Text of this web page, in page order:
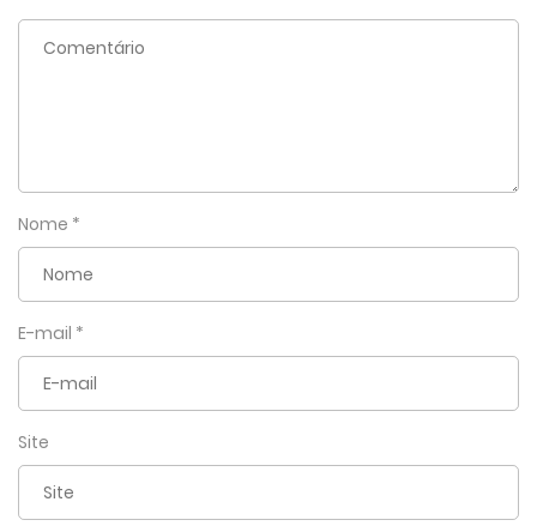
Nome *
E-mail *
Site